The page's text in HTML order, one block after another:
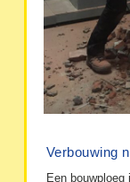
Verbouwing
Een bouwploeg